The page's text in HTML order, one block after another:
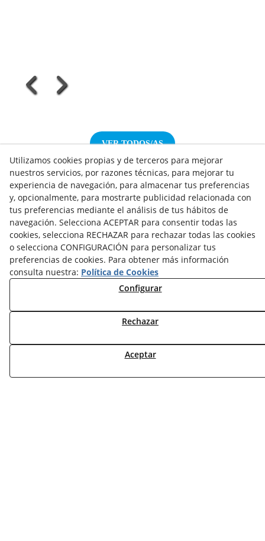
VER TODOS/AS
NOTICIAS AEROTERMIA
NOTICIAS FOTOVOLTAICA
NOTICIAS CLIMATIZACIÓN
NOTICIAS CALEFACCIÓN
NOTICIAS BIOMASA
NOTICIAS VENTILACIÓN
TARIFAS FABRICANTES
NOVEDADES
Utilizamos cookies propias y de terceros para mejorar
nuestros servicios, por razones técnicas, para mejorar tu
experiencia de navegación, para almacenar tus preferencias
y, opcionalmente, para mostrarte publicidad relacionada con
tus preferencias mediante el análisis de tus hábitos de
navegación. Selecciona ACEPTAR para consentir todas las
cookies, selecciona RECHAZAR para rechazar todas las cookies
o selecciona CONFIGURACIÓN para personalizar tus
preferencias de cookies. Para obtener más información
consulta nuestra: Política de Cookies
Configurar
Rechazar
Aceptar